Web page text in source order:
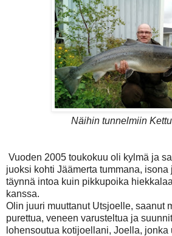
Näihin tunnelmiin
Vuoden 2005 toukokuu oli kylmä ja
juoksi kohti Jäämerta tummana,
täynnä intoa kuin pikkupoika
kanssa.
Olin juuri muuttanut Utsjoelle, saanut
purettua, veneen varusteltua ja
lohensoutua kotijoellani, Joella, jonka